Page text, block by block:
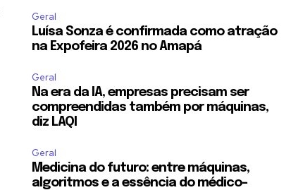
Geral
Luísa Sonza é confirmada como atração
na Expofeira 2026 no Amapá
Geral
Na era da IA, empresas precisam ser
compreendidas também por máquinas,
diz LAQI
Geral
Medicina do futuro: entre máquinas,
algoritmos e a essência do médico-